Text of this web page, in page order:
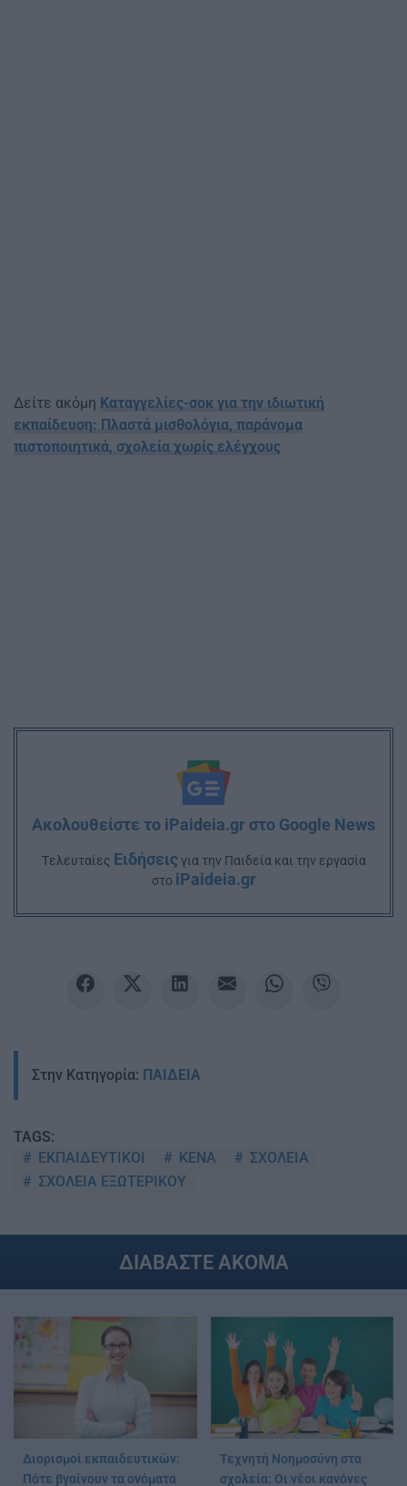
Δείτε ακόμη Καταγγελίες-σοκ για την ιδιωτική
εκπαίδευση: Πλαστά μισθολόγια, παράνομα
πιστοποιητικά, σχολεία χωρίς ελέγχους
Ακολουθείστε το iPaideia.gr στο Google News
Tελευταίες Ειδήσειςγια την Παιδεία και την εργασία
στο iPaideia.gr
Στην Κατηγορία: ΠΑΙΔΕΙΑ
TAGS:
ΕΚΠΑΙΔΕΥΤΙΚΟΙ
ΚΕΝΑ
ΣΧΟΛΕΙΑ
ΣΧΟΛΕΙΑ ΕΞΩΤΕΡΙΚΟΥ
ΔΙΑΒΑΣΤΕ ΑΚΟΜΑ
Διορισμοί εκπαιδευτικών:
Πότε βγαίνουν τα ονόματα
Τεχνητή Νοημοσύνη στα
σχολεία: Οι νέοι κανόνες